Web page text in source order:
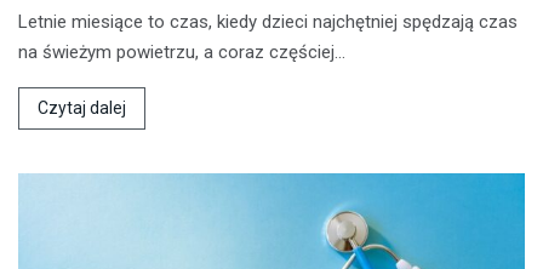
Letnie miesiące to czas, kiedy dzieci najchętniej spędzają czas
na świeżym powietrzu, a coraz częściej…
Czytaj dalej